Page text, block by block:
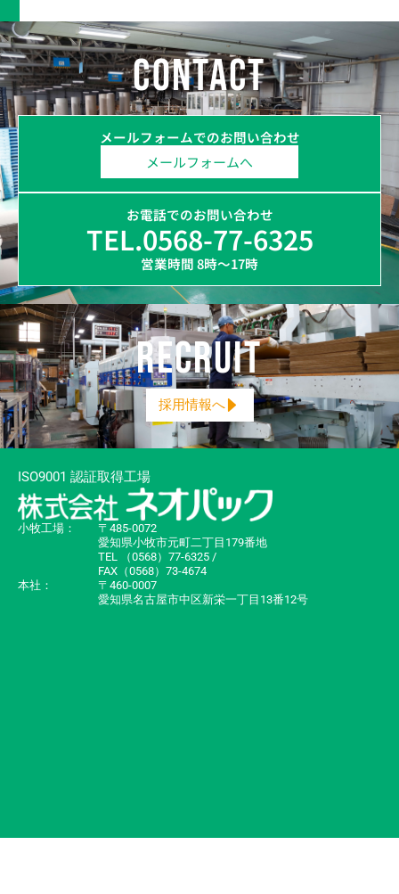
CONTACT
メールフォームでのお問い合わせ
メールフォームへ
お電話でのお問い合わせ
TEL.0568-77-6325
営業時間 8時～17時
RECRUIT
採用情報へ
ISO9001 認証取得工場
小牧工場：
〒485-0072
愛知県小牧市元町二丁目179番地
TEL （0568）77-6325 /
FAX（0568）73-4674
本社：
〒460-0007
愛知県名古屋市中区新栄一丁目13番12号